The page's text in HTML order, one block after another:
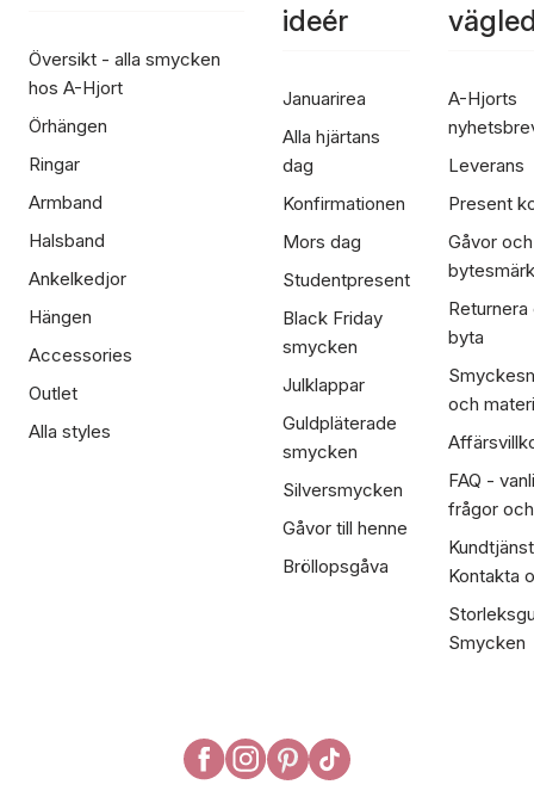
Översikt - alla smycken
hos A-Hjort
Örhängen
Ringar
Armband
Halsband
Ankelkedjor
Hängen
Accessories
Outlet
Alla styles
ideér
Januarirea
Alla hjärtans
dag
Konfirmationen
Mors dag
Studentpresent
Black Friday
smycken
Julklappar
Guldpläterade
smycken
Silversmycken
Gåvor till henne
Bröllopsgåva
A-Hjorts
Leverans
Present
Gåvor och
Returnera
byta
och
FAQ -
frågor
Kontakta
Smycken